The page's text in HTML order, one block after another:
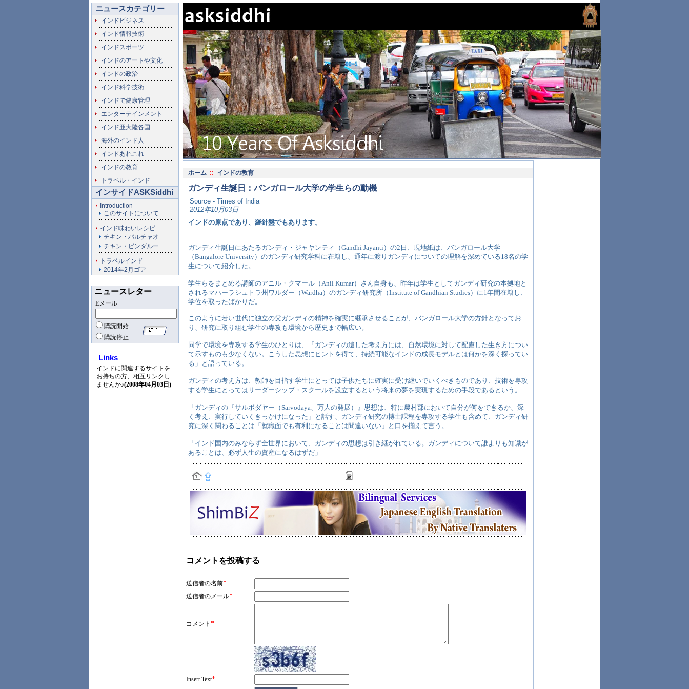
ニュースカテゴリー
インドビジネス
インド情報技術
インドスポーツ
インドのアートや文化
インドの政治
インド科学技術
インドで健康管理
エンターテインメント
インド亜大陸各国
海外のインド人
インドあれこれ
インドの教育
トラベル・インド
インサイドASKSiddhi
Introduction
このサイトについて
インド味わいレシピ
チキン・バルチャオ
チキン・ビンダルー
トラベルインド
2014年2月ゴア
ニュースレター
Eメール
購読開始
購読停止
Links
インドに関連するサイトを
お持ちの方、相互リンクし
ませんか♪(2008年04月03日)
ホーム :: インドの教育
ガンディ生誕日：バンガロール大学の学生らの動機
Source - Times of India
2012年10月03日
インドの原点であり、羅針盤でもあります。
ガンディ生誕日にあたるガンディ・ジャヤンティ（Gandhi Jayanti）の2日、現地紙は、バンガロール大学
（Bangalore University）のガンディ研究学科に在籍し、通年に渡りガンディについての理解を深めている18名の学
生について紹介した。
学生らをまとめる講師のアニル・クマール（Anil Kumar）さん自身も、昨年は学生としてガンディ研究の本拠地と
されるマハーラシュトラ州ワルダー（Wardha）のガンディ研究所（Institute of Gandhian Studies）に1年間在籍し、
学位を取ったばかりだ。
このように若い世代に独立の父ガンディの精神を確実に継承させることが、バンガロール大学の方針となってお
り、研究に取り組む学生の専攻も環境から歴史まで幅広い。
同学で環境を専攻する学生のひとりは、「ガンディの遺した考え方には、自然環境に対して配慮した生き方につい
て示すものも少なくない。こうした思想にヒントを得て、持続可能なインドの成長モデルとは何かを深く探ってい
る」と語っている。
ガンディの考え方は、教師を目指す学生にとっては子供たちに確実に受け継いでいくべきものであり、技術を専攻
する学生にとってはリーダーシップ・スクールを設立するという将来の夢を実現するための手段であるという。
「ガンディの『サルボダヤー（Sarvodaya、万人の発展）』思想は、特に農村部において自分が何をできるか、深
く考え、実行していくきっかけになった」と話す、ガンディ研究の博士課程を専攻する学生も含めて、ガンディ研
究に深く関わることは「就職面でも有利になることは間違いない」と口を揃えて言う。
「インド国内のみならず全世界において、ガンディの思想は引き継がれている。ガンディについて誰よりも知識が
あることは、必ず人生の資産になるはずだ」
コメントを投稿する
送信者の名前*
送信者のメール*
コメント *
Insert Text*